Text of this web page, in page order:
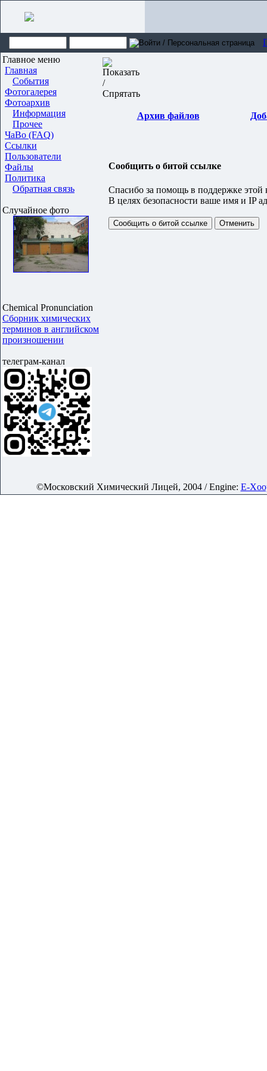
Главное меню
Главная
События
Фотогалерея
Фотоархив
Информация
Прочее
ЧаВо (FAQ)
Ссылки
Пользователи
Файлы
Политика
Обратная связь
Случайное фото
Chemical Pronunciation
Сборник химических
терминов в английском
произношении
телеграм-канал
Архив файлов
Сообщить о битой ссылке
Спасибо за помощь в поддержке этой
В целях безопасности ваше имя и IP
©Московский Химический Лицей, 2004 / Engine: E-